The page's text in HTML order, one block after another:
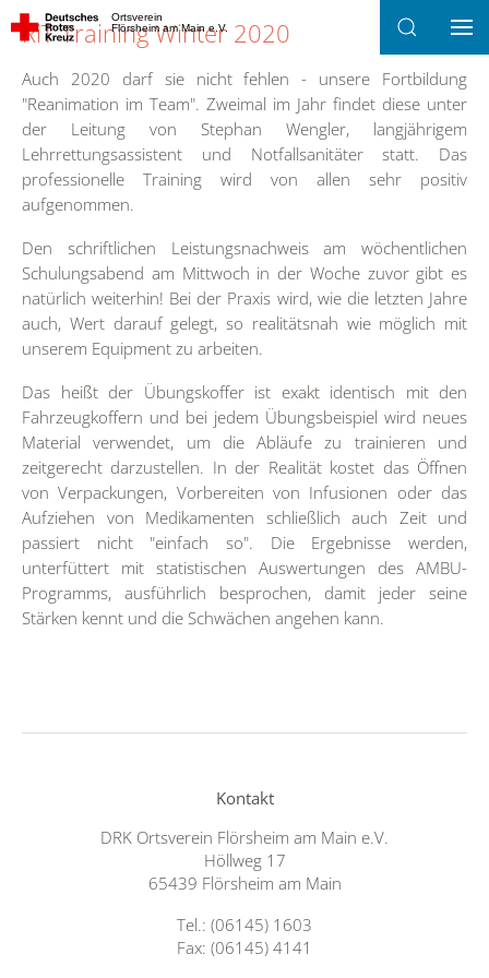
Ortsverein
Flörsheim am Main e.V.
RiT Training Winter 2020
Auch 2020 darf sie nicht fehlen - unsere Fortbildung
"Reanimation im Team". Zweimal im Jahr findet diese unter
der Leitung von Stephan Wengler, langjährigem
Lehrrettungsassistent und Notfallsanitäter statt. Das
professionelle Training wird von allen sehr positiv
aufgenommen.
Den schriftlichen Leistungsnachweis am wöchentlichen
Schulungsabend am Mittwoch in der Woche zuvor gibt es
natürlich weiterhin! Bei der Praxis wird, wie die letzten Jahre
auch, Wert darauf gelegt, so realitätsnah wie möglich mit
unserem Equipment zu arbeiten.
Das heißt der Übungskoffer ist exakt identisch mit den
Fahrzeugkoffern und bei jedem Übungsbeispiel wird neues
Material verwendet, um die Abläufe zu trainieren und
zeitgerecht darzustellen. In der Realität kostet das Öffnen
von Verpackungen, Vorbereiten von Infusionen oder das
Aufziehen von Medikamenten schließlich auch Zeit und
passiert nicht "einfach so". Die Ergebnisse werden,
unterfüttert mit statistischen Auswertungen des AMBU-
Programms, ausführlich besprochen, damit jeder seine
Stärken kennt und die Schwächen angehen kann.
Kontakt
DRK Ortsverein Flörsheim am Main e.V.
Höllweg 17
65439 Flörsheim am Main
Tel.: (06145) 1603
Fax: (06145) 4141